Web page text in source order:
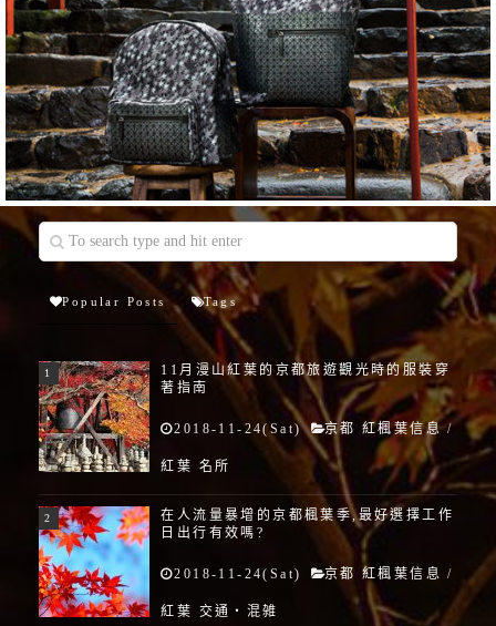
Popular Posts Tags
11月漫山紅葉的京都旅遊觀光時的服裝穿
著指南
2018-11-24(Sat) 京都 紅楓葉信息/
紅葉 名所
在人流量暴增的京都楓葉季,最好選擇工作
日出行有效嗎?
2018-11-24(Sat) 京都 紅楓葉信息 /
紅葉 交通・混雑